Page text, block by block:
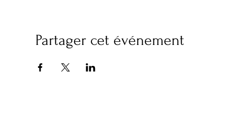
Partager cet événement